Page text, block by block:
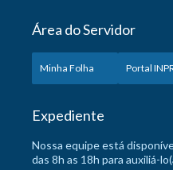
Área do Servidor
Minha Folha Portal
Expediente
Nossa equipe está
das 8h as 18h para auxiliá-